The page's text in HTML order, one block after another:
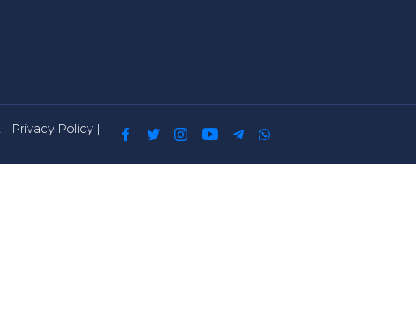
| Privacy Policy |